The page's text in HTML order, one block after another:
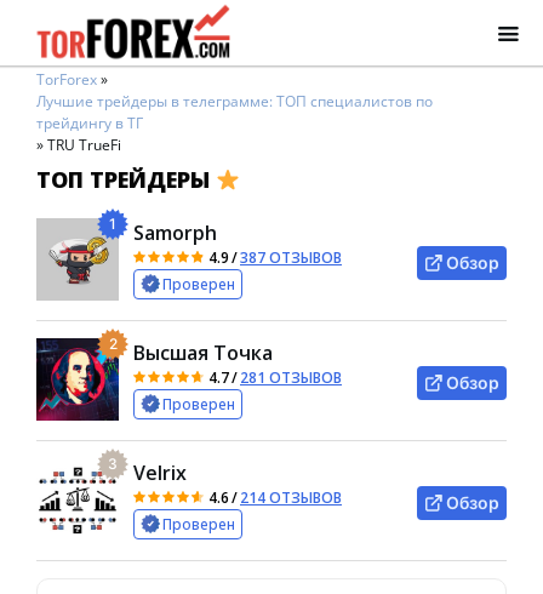
TorForex»
Лучшие трейдеры в телеграмме: ТОП специалистов по
трейдингу в ТГ
»TRU TrueFi
ТОП ТРЕЙДЕРЫ
1 Samorph
4.9/387 ОТЗЫВОВ
Проверен
Обзор
2 Высшая Точка
4.7/281 ОТЗЫВОВ
Проверен
Обзор
3 Velrix
4.6/214 ОТЗЫВОВ
Проверен
Обзор